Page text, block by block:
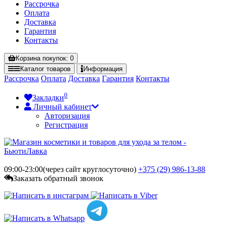
Рассрочка
Оплата
Доставка
Гарантия
Контакты
Корзинапокупок: 0
Каталог товаров Информация
Рассрочка Оплата Доставка Гарантия Контакты
Закладки0
Личный кабинет
Авторизация
Регистрация
09:00-23:00(через сайт круглосуточно) +375 (29) 986-13-88
Заказать обратный звонок